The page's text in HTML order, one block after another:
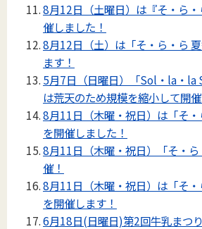
8月12日（土曜日）は『そ・ら
催しました！
8月12日（土）は「そ・ら・ら
ます！
5月7日（日曜日）「Sol・la・la
は荒天のため規模を縮小して開催
8月11日（木曜・祝日）は「そ・
を開催しました！
8月11日（木曜・祝日）「そ・
催！
8月11日（木曜・祝日）は「そ・
を開催します！
6月18日(日曜日)第2回牛乳まつ